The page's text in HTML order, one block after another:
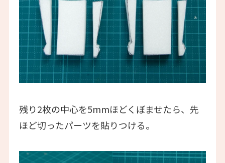
残り2枚の中心を5mmほどくぼませたら、先
ほど切ったパーツを貼りつける。